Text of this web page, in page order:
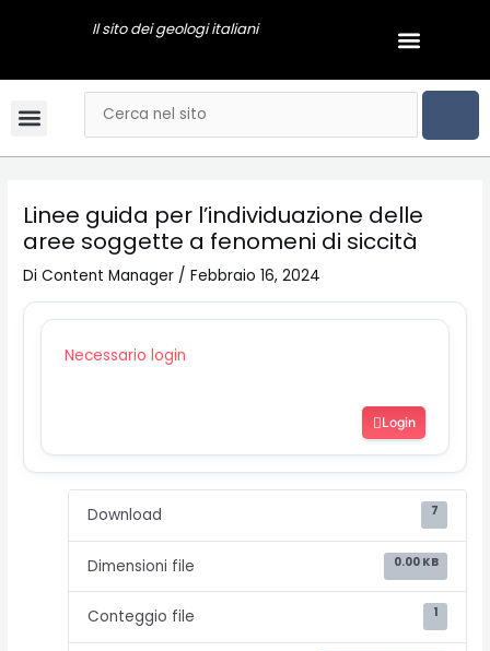
Il sito dei geologi italiani Menu
Menu Cerca
Linee guida per l’individuazione delle
aree soggette a fenomeni di siccità
DiContent Manager /Febbraio 16, 2024
Necessario login
Login
Download 7
Dimensioni file 0.00 KB
Conteggio file 1
articoli